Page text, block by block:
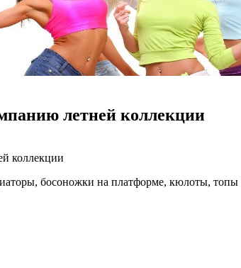
летней коллекции
коллекции
босоножки на платформе, кюлоты,